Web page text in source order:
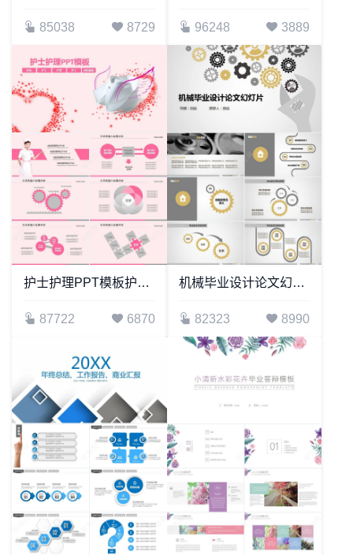
85038 8729 96248 3889
护士护理PPT模板护士医院护理护工通用模板
87722 6870
机械毕业设计论文幻灯片毕业答辩论文PPT模板
82323 8990